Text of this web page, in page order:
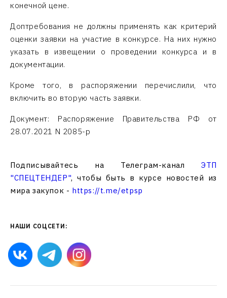
конечной цене.
Доптребования не должны применять как критерий
оценки заявки на участие в конкурсе. На них нужно
указать в извещении о проведении конкурса и в
документации.
Кроме того, в распоряжении перечислили, что
включить во вторую часть заявки.
Документ: Распоряжение Правительства РФ от
28.07.2021 N 2085-р
Подписывайтесь на Телеграм-каналЭТП
"СПЕЦТЕНДЕР", чтобы быть в курсе новостей из
мира закупок - https://t.me/etpsp
НАШИ СОЦСЕТИ: